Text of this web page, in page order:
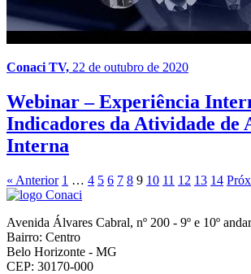
Conaci TV, 22 de outubro de 2020
Webinar – Experiência
Indicadores da Atividade de
Interna
« Anterior 1 … 4 5 6 7 8 9 10 11 12 13 14
Avenida Álvares Cabral, nº 200 - 9º e 10º
Bairro: Centro
Belo Horizonte - MG
CEP: 30170-000